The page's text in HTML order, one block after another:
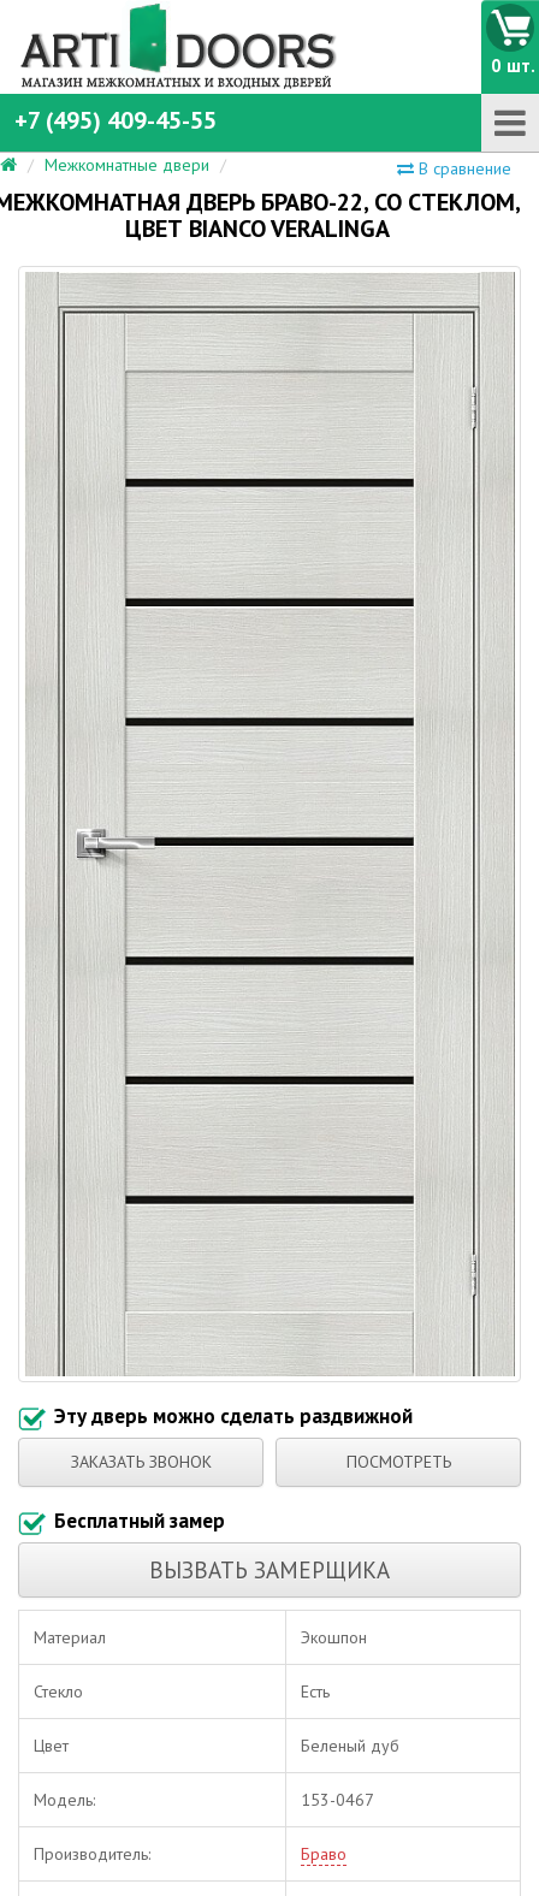
+7 (495) 409-45-55
0 шт.
В сравнение
Межкомнатные двери
ДВЕРЬ БРАВО-22, СО СТЕКЛОМ,
ЦВЕТ BIANCO VERALINGA
Эту дверь можно сделать раздвижной
ЗАКАЗАТЬ ЗВОНОК ПОСМОТРЕТЬ
Бесплатный замер
ВЫЗВАТЬ ЗАМЕРЩИКА
Материал Экошпон
Стекло Есть
Цвет Беленый дуб
Модель: 153-0467
Производитель: Браво